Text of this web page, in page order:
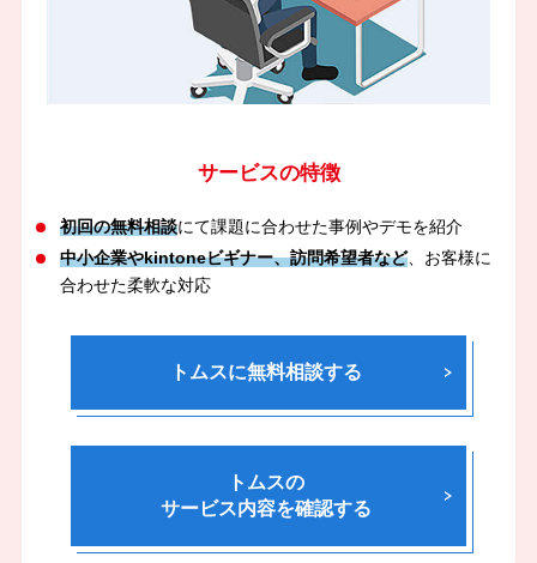
サービスの特徴
初回の無料相談にて課題に合わせた事例やデモを紹介
中小企業やkintoneビギナー、訪問希望者など、お客様に
合わせた柔軟な対応
トムスに無料相談する
トムスの
サービス内容を確認する